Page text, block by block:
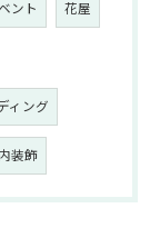
ント 花屋
ィング
装飾